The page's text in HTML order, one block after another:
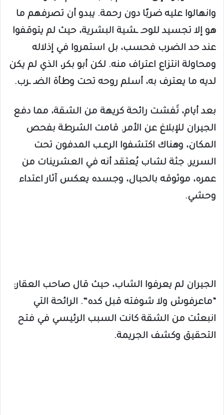
وانهالوا عليه ضربًا دون رحمة. يبدو أن تصرفهم ما
هو إلا تجسيد للوحـ ـشية البشرية، حيث لم يتوقفوا
عند حد الضرب فحسب، بل استمروا في إذلاله
ومحاولة انتزاع اعتراف منه. لكن أبو بكر، الذي لم يكن
لديه ما يعترف به، أسلم روحه تحت وطأة الضـ ـرب.
بعد أيام، تَفشت رائحة كريهة من الشقة، مما دفع
الجيران للإبلاغ عن الأمر. قامت الشرطة بفحص
المكان، وهناك اكتشفوا الرعـب المدفون تحت
السرير. جثة لشاب يُعتقد أنه في العشرينات من
عمره، موثوقه بالحبال، وجسده يعكس آثار اعتداء
وحشي.
الجيران لم يعرفوا الشاب، حيث قال صاحب العقار:
“ماعرفوش ولا شوفته قبل كده”. الرائحة التي
انبعثت من الشقة كانت السبب الرئيسي في فتح
التحقيق وكشف الجريمة.